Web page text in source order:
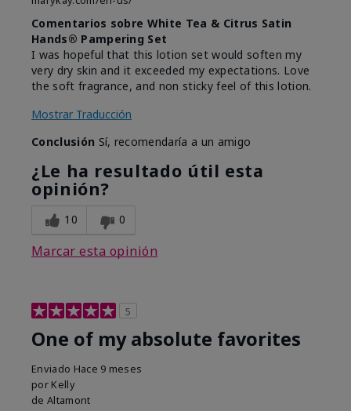
Comentarios sobre White Tea & Citrus Satin
Hands® Pampering Set
I was hopeful that this lotion set would soften my
very dry skin and it exceeded my expectations. Love
the soft fragrance, and non sticky feel of this lotion.
Mostrar Traducción
Conclusión Sí, recomendaría a un amigo
¿Le ha resultado útil esta
opinión?
10 0
Marcar esta opinión
5
One of my absolute favorites
Enviado Hace 9 meses
por Kelly
de Altamont